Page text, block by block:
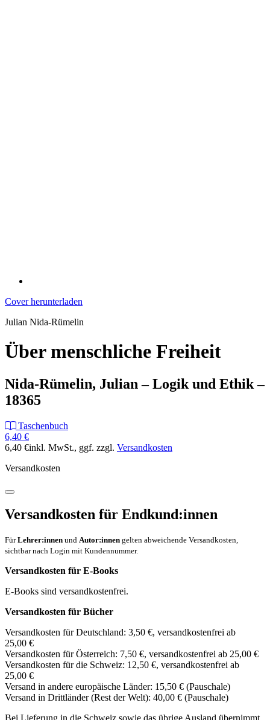
Cover herunterladen
Julian Nida-Rümelin
Über menschliche Freiheit
Nida-Rümelin, Julian – Logik und Ethik –
18365
Taschenbuch
6,40 €
6,40 €inkl. MwSt., ggf. zzgl. Versandkosten
Versandkosten
Versandkosten für Endkund:innen
FürLehrer:innen und Autor:innen gelten abweichende Versandkosten,
sichtbar nach Login mit Kundennummer.
Versandkosten für E-Books
E-Books sind versandkostenfrei.
Versandkosten für Bücher
Versandkosten für Deutschland: 3,50 €, versandkostenfrei ab
25,00 €
Versandkosten für Österreich: 7,50 €, versandkostenfrei ab 25,00 €
Versandkosten für die Schweiz: 12,50 €, versandkostenfrei ab
25,00 €
Versand in andere europäische Länder: 15,50 € (Pauschale)
Versand in Drittländer (Rest der Welt): 40,00 € (Pauschale)